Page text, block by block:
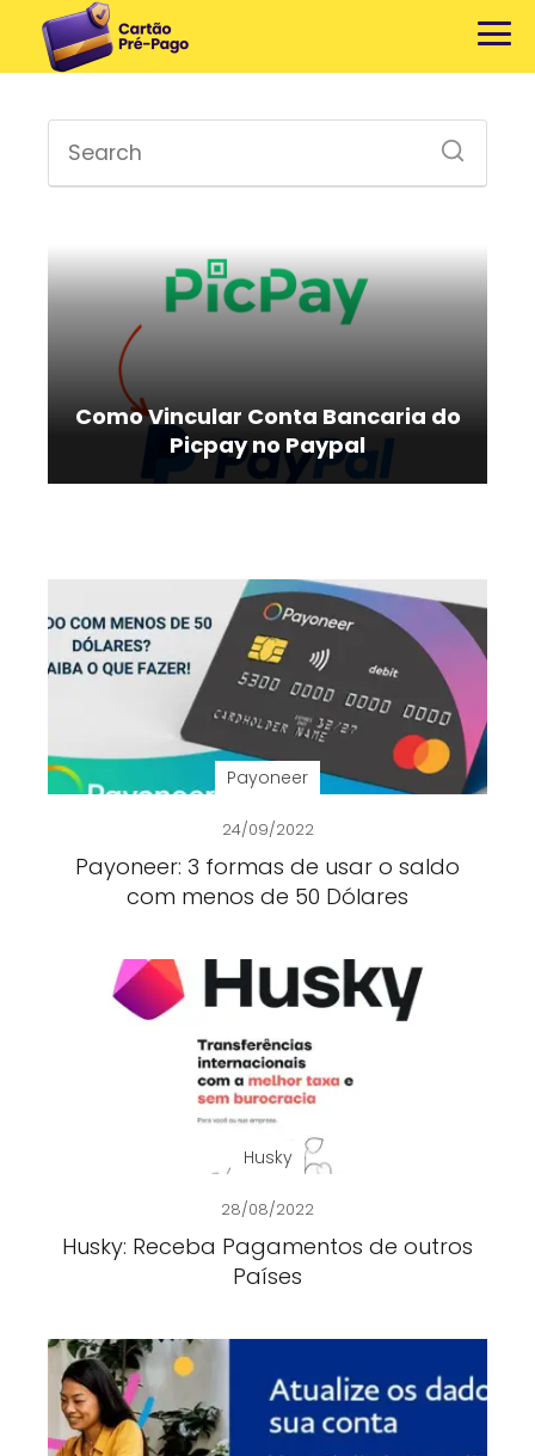
Como Vincular Conta Bancaria do
Picpay no Paypal
Payoneer
24/09/2022
Payoneer: 3 formas de usar o saldo
com menos de 50 Dólares
Husky
28/08/2022
Husky: Receba Pagamentos de outros
Países